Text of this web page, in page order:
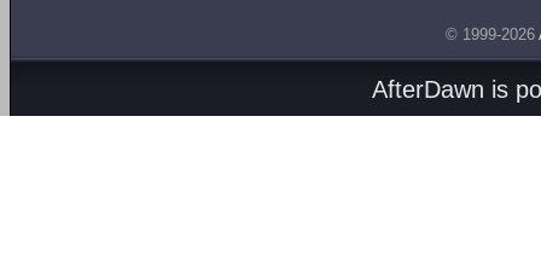
© 1999-2026
AfterDawn is